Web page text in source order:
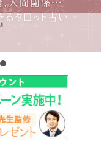
ット◆私の質問の答え